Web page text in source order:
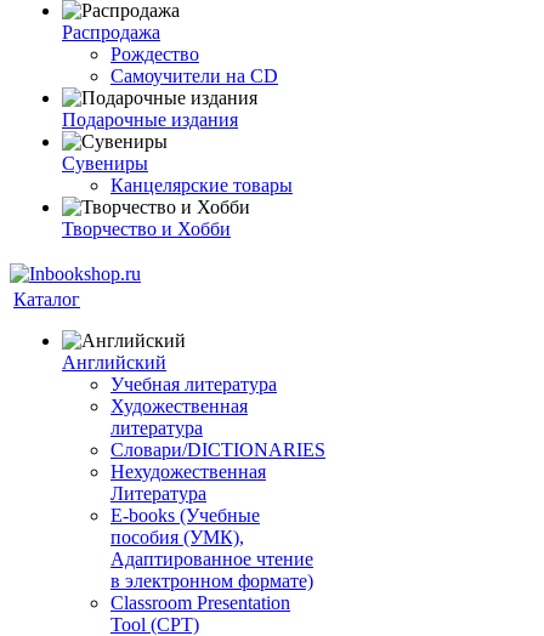
Распродажа
Рождество
Самоучители на CD
Подарочные издания
Сувениры
Канцелярские товары
Творчество и Хобби
Каталог
Английский
Учебная литература
Художественная
литература
Словари/DICTIONARIES
Нехудожественная
Литература
E-books (Учебные
пособия (УМК),
Адаптированное чтение
в электронном формате)
Classroom Presentation
Tool (CPT)